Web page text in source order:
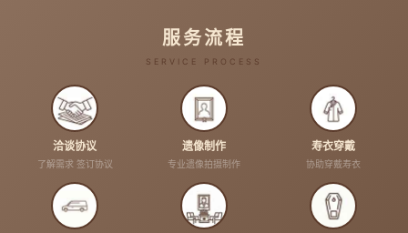
服务流程
SERVICE PROCESS
洽谈协议
了解需求 签订协议
遗像制作
专业遗像拍摄制作
寿衣穿戴
协助穿戴寿衣